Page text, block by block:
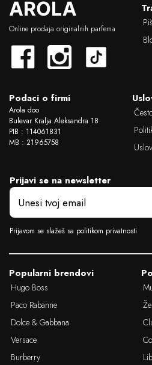
L
o
g
Online prodaja originalnih parfema
Podaci o firmi
Arola doo
Bulevar Kralja Aleksandra 18
PIB : 114061831
MB : 21965758
Prijavi se na newsletter
E
a
iPrijavom se slažeš sa politikom privatnosti
Popularni brendovi
Hugo Boss
Paco Rabanne
Dolce & Gabbana
Versace
Burberry